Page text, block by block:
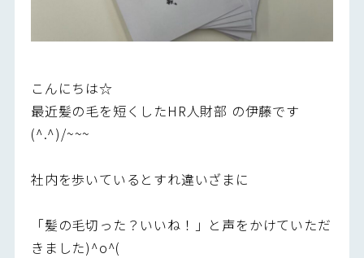
こんにちは☆
最近髪の毛を短くしたHR人財部 の伊藤です
(^.^)/~~~
社内を歩いているとすれ違いざまに
「髪の毛切った？いいね！」と声をかけていただ
きました)^o^(